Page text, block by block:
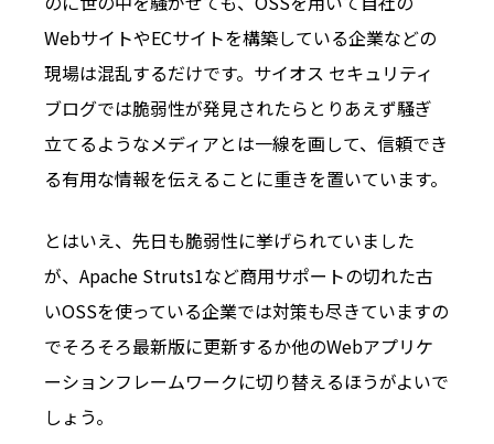
WebサイトやECサイトを構築している企業などの
現場は混乱するだけです。サイオス セキュリティ
ブログでは脆弱性が発見されたらとりあえず騒ぎ
立てるようなメディアとは一線を画して、信頼でき
る有用な情報を伝えることに重きを置いています。
とはいえ、先日も脆弱性に挙げられていました
が、Apache Struts1など商用サポートの切れた古
いOSSを使っている企業では対策も尽きていますの
でそろそろ最新版に更新するか他のWebアプリケ
ーションフレームワークに切り替えるほうがよいで
しょう。